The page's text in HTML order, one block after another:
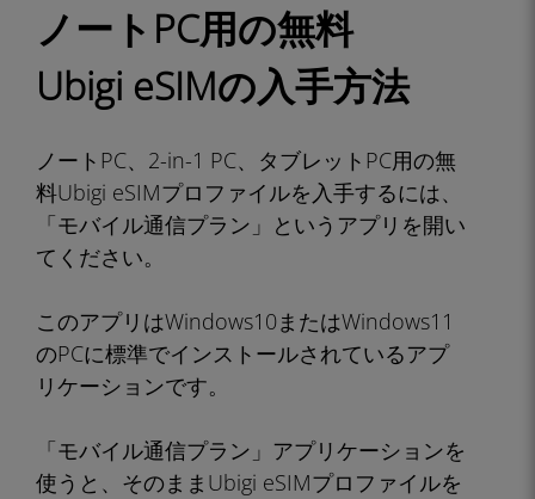
ノートPC用の無料
Ubigi eSIMの入手方法
ノートPC、2-in-1 PC、タブレットPC用の無
料Ubigi eSIMプロファイルを入手するには、
「モバイル通信プラン」というアプリを開い
てください。
このアプリはWindows10またはWindows11
のPCに標準でインストールされているアプ
リケーションです。
「モバイル通信プラン」アプリケーションを
使うと、そのままUbigi eSIMプロファイルを